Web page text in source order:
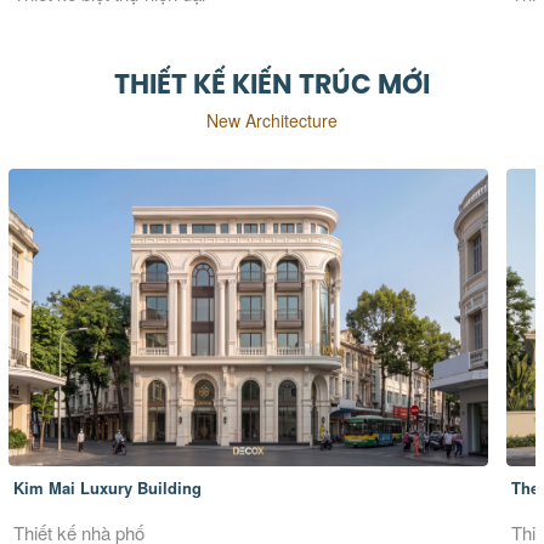
THIẾT KẾ KIẾN TRÚC MỚI
New Architecture
Kim Mai Luxury Building
Thiết kế nhà phố